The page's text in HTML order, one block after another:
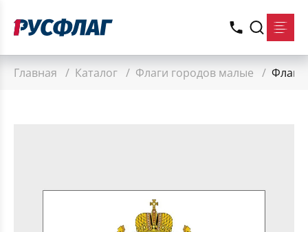
Главная / Каталог / Флаги городов малые / Флаг